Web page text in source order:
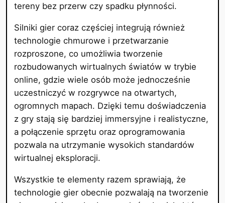
tereny bez przerw czy spadku płynności.
Silniki gier coraz częściej integrują również
technologie chmurowe i przetwarzanie
rozproszone, co umożliwia tworzenie
rozbudowanych wirtualnych światów w trybie
online, gdzie wiele osób może jednocześnie
uczestniczyć w rozgrywce na otwartych,
ogromnych mapach. Dzięki temu doświadczenia
z gry stają się bardziej immersyjne i realistyczne,
a połączenie sprzętu oraz oprogramowania
pozwala na utrzymanie wysokich standardów
wirtualnej eksploracji.
Wszystkie te elementy razem sprawiają, że
technologie gier obecnie pozwalają na tworzenie